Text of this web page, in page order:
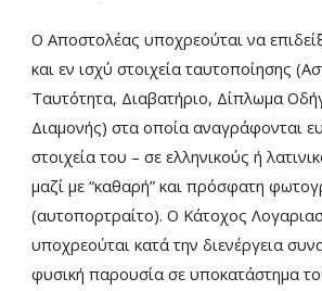
Ο Αποστολέας υποχρεούται να
και εν ισχύ στοιχεία ταυτοποίησης
Ταυτότητα, Διαβατήριο, Δίπλωμα
Διαμονής) στα οποία αναγράφονται
στοιχεία του – σε ελληνικούς ή
μαζί με “καθαρή” και πρόσφατη
(αυτοπορτραίτο). Ο Κάτοχος
υποχρεούται κατά την διενέργεια
φυσική παρουσία σε υποκατάστημα